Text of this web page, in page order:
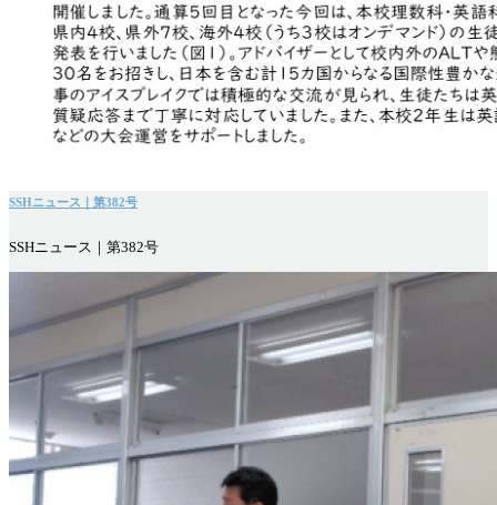
SSHニュース｜第382号
SSHニュース｜第382号